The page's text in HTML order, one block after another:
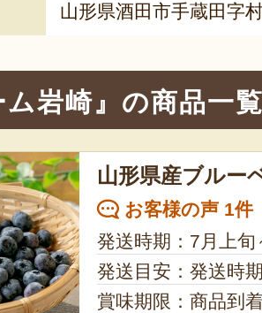
山形県酒田市手蔵田字
ム岩崎』の商品一
山形県産ブルー
お客様の声 1件
発送時期：7月上旬
発送目安：発送時
賞味期限：商品到